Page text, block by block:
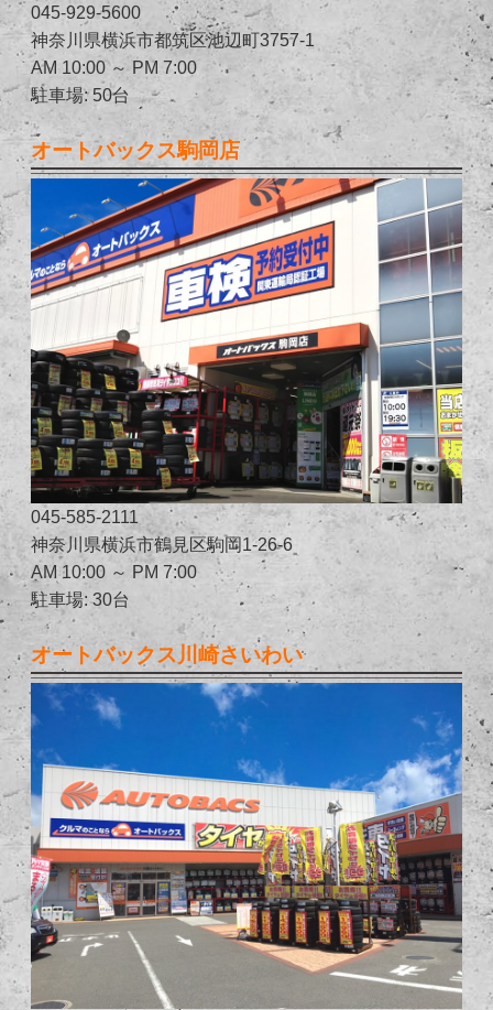
045-929-5600
神奈川県横浜市都筑区池辺町3757-1
AM 10:00 ～ PM 7:00
駐車場: 50台
オートバックス駒岡店
045-585-2111
神奈川県横浜市鶴見区駒岡1-26-6
AM 10:00 ～ PM 7:00
駐車場: 30台
オートバックス川崎さいわい